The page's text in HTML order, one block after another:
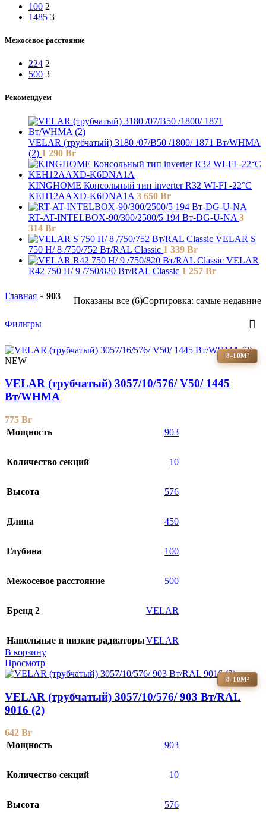
100 2
1485 3
Межосевое расстояние
224 2
500 3
Рекомендуем
VELAR (трубчатый) 3180 /07/B50 /1800/ 1871 Bт/WHMA
(2) 1 290 Br
KINGHOME Консольный тип inverter R32 WI-FI -22°C
KEH12AAXD-K6DNA1A 3 650 Br
RT-AT-INTELBOX-90/300/2500/5 194 Вт-DG-U-NA 3
314 Br
VELAR S
750 H/ 8 /750/752 Вт/RAL Classic 1 339 Br
VELAR
R42 750 H/ 9 /750/820 Вт/RAL Classic 1 257 Br
Главная » 903 Показаны все (6)Сортировка: самые недавние
Фильтры
8-10М²
NEW
VELAR (трубчатый) 3057/10/576/ V50/ 1445
Bт/WHMA
775 Br
Мощность
903
Количество секций 10
Высота 576
Длина 450
Глубина 100
Межосевое расстояние 500
Бренд 2 VELAR
Напольные и низкие радиаторыVELAR
В корзину
Просмотр
8-10М²
VELAR (трубчатый) 3057/10/576/ 903 Bт/RAL
9016 (2)
642 Br
Мощность
903
Количество секций 10
Высота 576